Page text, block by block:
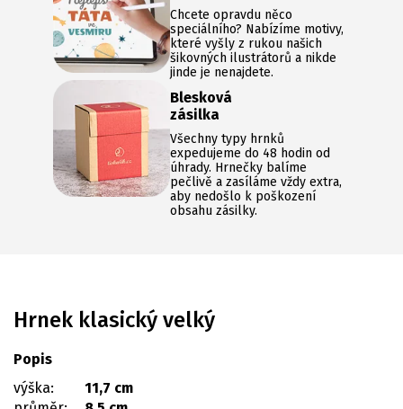
Chcete opravdu něco
speciálního? Nabízíme motivy,
které vyšly z rukou našich
šikovných ilustrátorů a nikde
jinde je nenajdete.
Blesková
zásilka
Všechny typy hrnků
expedujeme do 48 hodin od
úhrady. Hrnečky balíme
pečlivě a zasíláme vždy extra,
aby nedošlo k poškození
obsahu zásilky.
Hrnek klasický velký
Popis
výška:
11,7 cm